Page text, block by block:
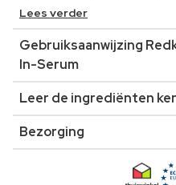
Lees verder
Gebruiksaanwijzing
In-Serum
Leer de ingrediënten
Bezorging